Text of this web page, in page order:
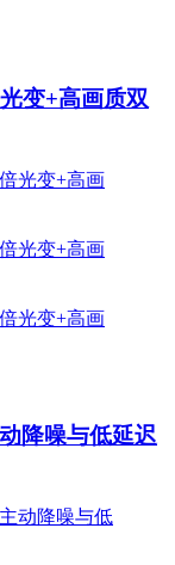
变+高画质双
降噪与低延迟